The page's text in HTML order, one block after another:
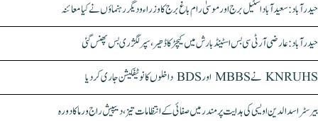
حیدرآباد: سعیدآباد اسٹیل برج اور موسیٰ رام باغ برج کا وزراء و دیگر رہنماؤں نے کیا معائنہ
حیدرآباد: عارضی آر ٹی سی بس اسٹینڈ بارش میں کیچڑ کا ڈھیر، سپر لگژری بس پھنس گئی
KNRUHS نے MBBS اور BDS داخلوں کا نوٹیفکیشن جاری کر دیا
بیرسٹر اسدالدین اویسی کی ہدایت پر مندر میں صفائی کے انتظامات تیز، دیپیش راج ورما کا دورہ